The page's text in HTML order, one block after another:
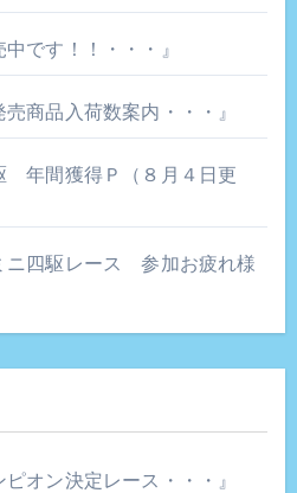
です！！・・・』
商品入荷数案内・・・』
年間獲得Ｐ（８月４日更
四駆レース 参加お疲れ様
オン決定レース・・・』